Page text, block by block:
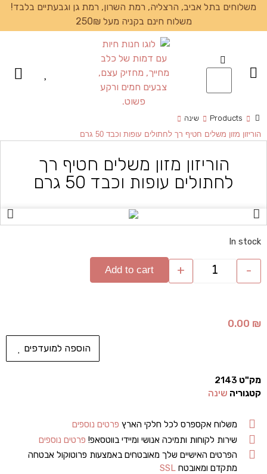
משלוחים בתל אביב, הרצליה, רמת השרון, רמת גן וגבעתיים בלבד!
משלוח חינם בקניה מעל 250₪
Products
שינה
הוריזון מזון משלים חטיף רך לחתולים עופות וכבד 50 גרם
הוריזון מזון משלים חטיף רך
לחתולים עופות וכבד 50 גרם
In stock
-
+
Add to cart
0.00 ₪
הוספה למועדפים
מק"ט 2143
קטגוריה שינה
משלוח אקספרס לכל חלקי הארץ פרטים נוספים
שירות לקוחות ותמיכה אנושי ומיידי בווטסאפ! פרטים נוספים
הפרטים האישיים שלך מאובטחים באמצעות פרוטוקול אבטחה
מתקדם ומאובטחSSL